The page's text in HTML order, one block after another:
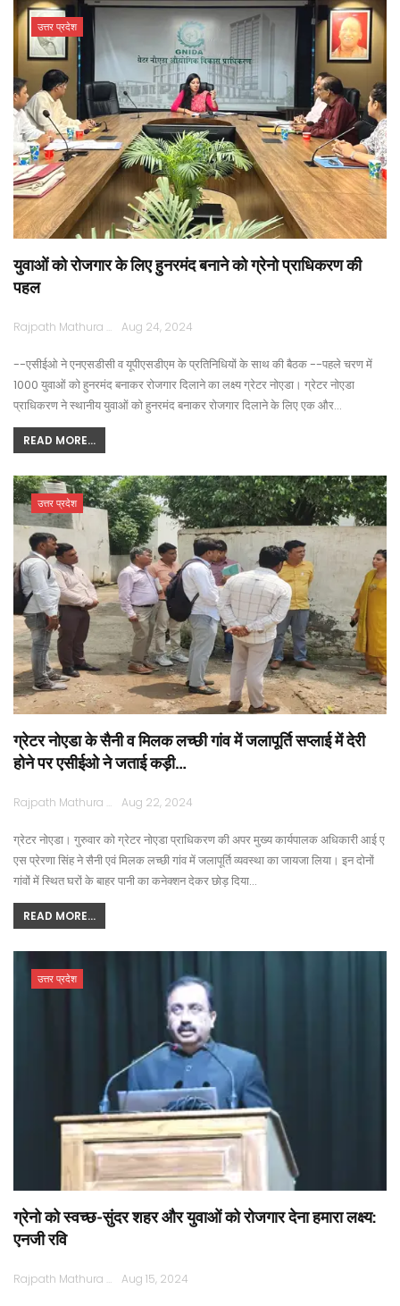
उत्तर प्रदेश
युवाओं को रोजगार के लिए हुनरमंद बनाने को ग्रेनो प्राधिकरण की
पहल
Rajpath Mathura Aug 24, 2024
--एसीईओ ने एनएसडीसी व यूपीएसडीएम के प्रतिनिधियों के साथ की बैठक --पहले चरण में
1000 युवाओं को हुनरमंद बनाकर रोजगार दिलाने का लक्ष्य ग्रेटर नोएडा। ग्रेटर नोएडा
प्राधिकरण ने स्थानीय युवाओं को हुनरमंद बनाकर रोजगार दिलाने के लिए एक और…
READ MORE...
उत्तर प्रदेश
ग्रेटर नोएडा के सैनी व मिलक लच्छी गांव में जलापूर्ति सप्लाई में देरी
होने पर एसीईओ ने जताई कड़ी…
Rajpath Mathura Aug 22, 2024
ग्रेटर नोएडा। गुरुवार को ग्रेटर नोएडा प्राधिकरण की अपर मुख्य कार्यपालक अधिकारी आई ए
एस प्रेरणा सिंह ने सैनी एवं मिलक लच्छी गांव में जलापूर्ति व्यवस्था का जायजा लिया। इन दोनों
गांवों में स्थित घरों के बाहर पानी का कनेक्शन देकर छोड़ दिया…
READ MORE...
उत्तर प्रदेश
ग्रेनो को स्वच्छ-सुंदर शहर और युवाओं को रोजगार देना हमारा लक्ष्य:
एनजी रवि
Rajpath Mathura Aug 15, 2024